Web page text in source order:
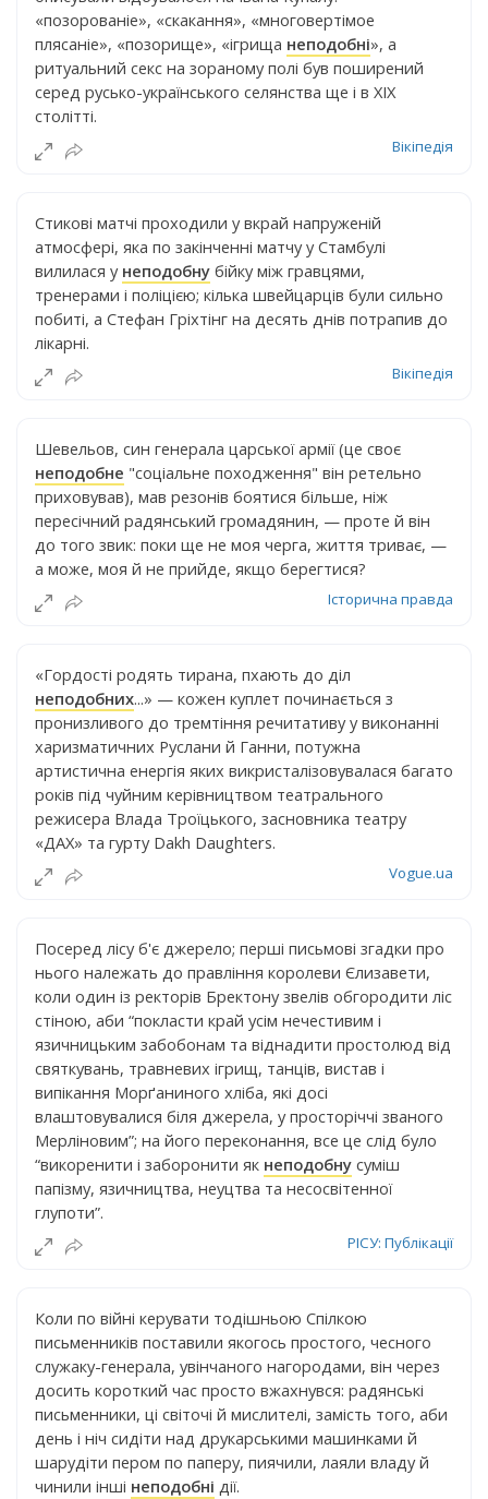
«позорованіе», «скакання», «многовертімое
плясаніе», «позорище», «ігрища неподобні», а
ритуальний секс на зораному полі був поширений
серед русько-українського селянства ще і в XIX
столітті.
Вікіпедія
Стикові матчі проходили у вкрай напруженій
атмосфері, яка по закінченні матчу у Стамбулі
вилилася у неподобну бійку між гравцями,
тренерами і поліцією; кілька швейцарців були сильно
побиті, а Стефан Гріхтінг на десять днів потрапив до
лікарні.
Вікіпедія
Шевельов, син генерала царської армії (це своє
неподобне "соціальне походження" він ретельно
приховував), мав резонів боятися більше, ніж
пересічний радянський громадянин, — проте й він
до того звик: поки ще не моя черга, життя триває, —
а може, моя й не прийде, якщо берегтися?
Історична правда
«Гордості родять тирана, пхають до діл
неподобних...» — кожен куплет починається з
пронизливого до тремтіння речитативу у виконанні
харизматичних Руслани й Ганни, потужна
артистична енергія яких викристалізовувалася багато
років під чуйним керівництвом театрального
режисера Влада Троїцького, засновника театру
«ДАХ» та гурту Dakh Daughters.
Vogue.ua
Посеред лісу б'є джерело; перші письмові згадки про
нього належать до правління королеви Єлизавети,
коли один із ректорів Бректону звелів обгородити ліс
стіною, аби “покласти край усім нечестивим і
язичницьким забобонам та віднадити простолюд від
святкувань, травневих ігрищ, танців, вистав і
випікання Морґаниного хліба, які досі
влаштовувалися біля джерела, у просторіччі званого
Мерліновим”; на його переконання, все це слід було
“викоренити і заборонити як неподобну суміш
папізму, язичництва, неуцтва та несосвітенної
глупоти”.
РІСУ: Публікації
Коли по війні керувати тодішньою Спілкою
письменників поставили якогось простого, чесного
служаку-генерала, увінчаного нагородами, він через
досить короткий час просто вжахнувся: радянські
письменники, ці світочі й мислителі, замість того, аби
день і ніч сидіти над друкарськими машинками й
шарудіти пером по паперу, пиячили, лаяли владу й
чинили інші неподобні дії.